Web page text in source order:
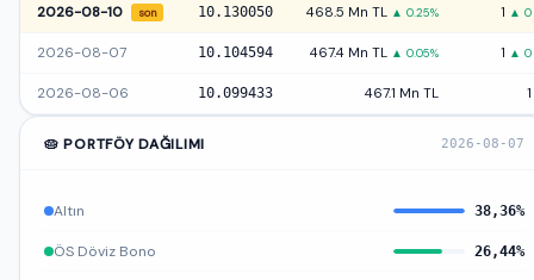
2026-08-10 son 10.130050 468.5 Mn TL ▲ 0.25% 1 ▲ 0
2026-08-07 10.104594 467.4 Mn TL ▲ 0.05% 1 ▲ 0
2026-08-06 10.099433 467.1 Mn TL 1
🥧 PORTFÖY DAĞILIMI 2026-08-07
Altın 38,36%
ÖS Döviz Bono 26,44%